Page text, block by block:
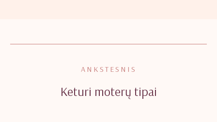
ANKSTESNIS
Keturi moterų tipai